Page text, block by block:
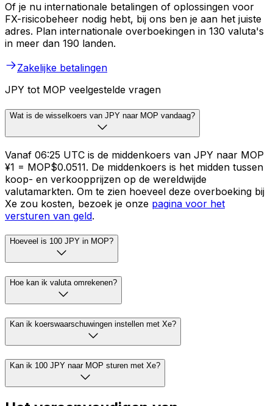
Of je nu internationale betalingen of oplossingen voor
FX-risicobeheer nodig hebt, bij ons ben je aan het juiste
adres. Plan internationale overboekingen in 130 valuta's
in meer dan 190 landen.
Zakelijke betalingen
JPY tot MOP veelgestelde vragen
Wat is de wisselkoers van JPY naar MOP vandaag?
Vanaf 06:25 UTC is de middenkoers van JPY naar MOP
¥1 = MOP$0.0511. De middenkoers is het midden tussen
koop- en verkoopprijzen op de wereldwijde
valutamarkten. Om te zien hoeveel deze overboeking bij
Xe zou kosten, bezoek je onze pagina voor het
versturen van geld.
Hoeveel is 100 JPY in MOP?
Hoe kan ik valuta omrekenen?
Kan ik koerswaarschuwingen instellen met Xe?
Kan ik 100 JPY naar MOP sturen met Xe?